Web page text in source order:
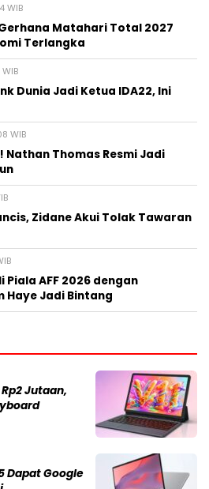
WIB
Matahari Total 2027
Terlangka
Dunia Jadi Ketua IDA22, Ini
WIB
Nathan Thomas Resmi Jadi
Zidane Akui Tolak Tawaran
AFF 2026 dengan
Haye Jadi Bintang
Rp2 Jutaan,
Dapat Google